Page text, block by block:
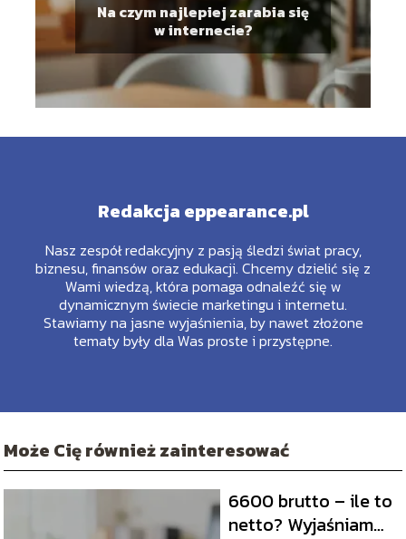
Na czym najlepiej zarabia się
w internecie?
Redakcja eppearance.pl
Nasz zespół redakcyjny z pasją śledzi świat pracy,
biznesu, finansów oraz edukacji. Chcemy dzielić się z
Wami wiedzą, która pomaga odnaleźć się w
dynamicznym świecie marketingu i internetu.
Stawiamy na jasne wyjaśnienia, by nawet złożone
tematy były dla Was proste i przystępne.
Może Cię również zainteresować
6600 brutto – ile to
netto? Wyjaśniamy